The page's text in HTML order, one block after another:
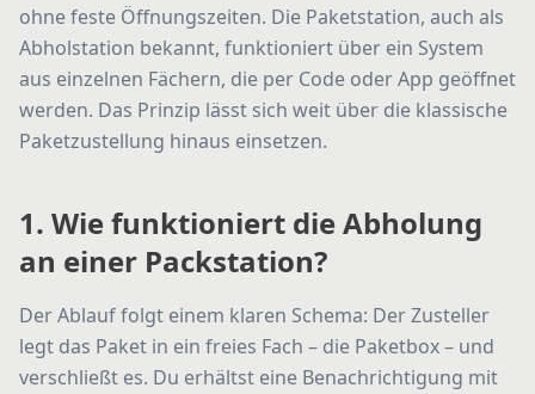
ohne feste Öffnungszeiten. Die Paketstation, auch als
Abholstation bekannt, funktioniert über ein System
aus einzelnen Fächern, die per Code oder App geöffnet
werden. Das Prinzip lässt sich weit über die klassische
Paketzustellung hinaus einsetzen.
1. Wie funktioniert die Abholung
an einer Packstation?
Der Ablauf folgt einem klaren Schema: Der Zusteller
legt das Paket in ein freies Fach – die Paketbox – und
verschließt es. Du erhältst eine Benachrichtigung mit